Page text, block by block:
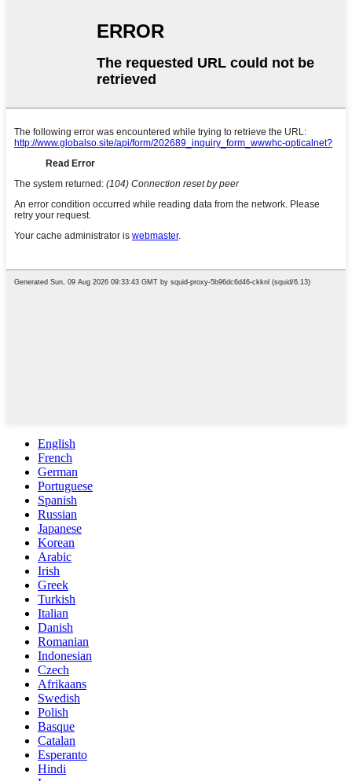
English
French
German
Portuguese
Spanish
Russian
Japanese
Korean
Arabic
Irish
Greek
Turkish
Italian
Danish
Romanian
Indonesian
Czech
Afrikaans
Swedish
Polish
Basque
Catalan
Esperanto
Hindi